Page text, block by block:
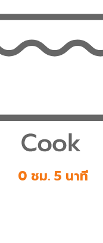
0 ชม. 5 นาที